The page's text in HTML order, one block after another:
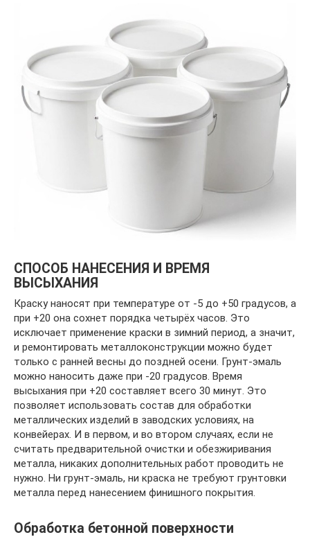
СПОСОБ НАНЕСЕНИЯ И ВРЕМЯ
ВЫСЫХАНИЯ
Краску наносят при температуре от -5 до +50 градусов, а
при +20 она сохнет порядка четырёх часов. Это
исключает применение краски в зимний период, а значит,
и ремонтировать металлоконструкции можно будет
только с ранней весны до поздней осени. Грунт-эмаль
можно наносить даже при -20 градусов. Время
высыхания при +20 составляет всего 30 минут. Это
позволяет использовать состав для обработки
металлических изделий в заводских условиях, на
конвейерах. И в первом, и во втором случаях, если не
считать предварительной очистки и обезжиривания
металла, никаких дополнительных работ проводить не
нужно. Ни грунт-эмаль, ни краска не требуют грунтовки
металла перед нанесением финишного покрытия.
Обработка бетонной поверхности